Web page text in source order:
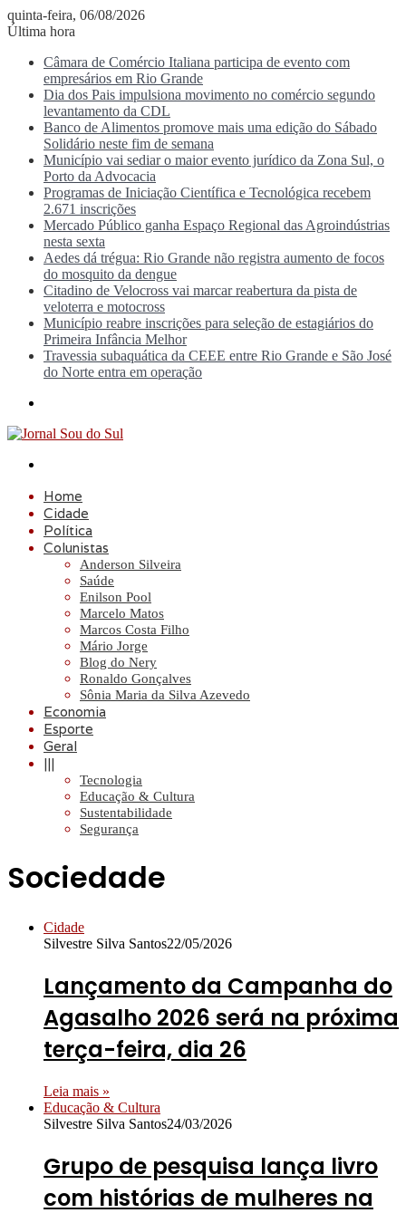
quinta-feira, 06/08/2026
Última hora
Câmara de Comércio Italiana participa de evento com
empresários em Rio Grande
Dia dos Pais impulsiona movimento no comércio segundo
levantamento da CDL
Banco de Alimentos promove mais uma edição do Sábado
Solidário neste fim de semana
Município vai sediar o maior evento jurídico da Zona Sul, o
Porto da Advocacia
Programas de Iniciação Científica e Tecnológica recebem
2.671 inscrições
Mercado Público ganha Espaço Regional das Agroindústrias
nesta sexta
Aedes dá trégua: Rio Grande não registra aumento de focos
do mosquito da dengue
Citadino de Velocross vai marcar reabertura da pista de
veloterra e motocross
Município reabre inscrições para seleção de estagiários do
Primeira Infância Melhor
Travessia subaquática da CEEE entre Rio Grande e São José
do Norte entra em operação
Home
Cidade
Política
Colunistas
Anderson Silveira
Saúde
Enilson Pool
Marcelo Matos
Marcos Costa Filho
Mário Jorge
Blog do Nery
Ronaldo Gonçalves
Sônia Maria da Silva Azevedo
Economia
Esporte
Geral
|||
Tecnologia
Educação & Cultura
Sustentabilidade
Segurança
Sociedade
Cidade
Silvestre Silva Santos22/05/2026
Lançamento da Campanha do
Agasalho 2026 será na próxima
terça-feira, dia 26
Leia mais »
Educação & Cultura
Silvestre Silva Santos24/03/2026
Grupo de pesquisa lança livro
com histórias de mulheres na